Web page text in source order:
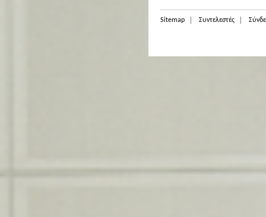
Sitemap Συντελεστές